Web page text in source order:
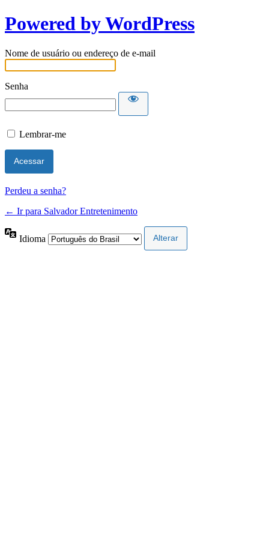
Powered by WordPress
Nome de usuário ou endereço de e-mail
Senha
Lembrar-me
Perdeu a senha?
← Ir para Salvador Entretenimento
Idioma